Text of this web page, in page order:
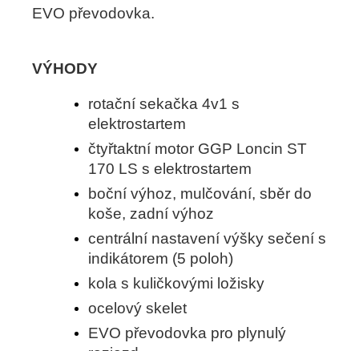
EVO převodovka.
VÝHODY
rotační sekačka 4v1 s
elektrostartem
čtyřtaktní motor GGP Loncin ST
170 LS s elektrostartem
boční výhoz, mulčování, sběr do
koše, zadní výhoz
centrální nastavení výšky sečení s
indikátorem (5 poloh)
kola s kuličkovými ložisky
ocelový skelet
EVO převodovka pro plynulý